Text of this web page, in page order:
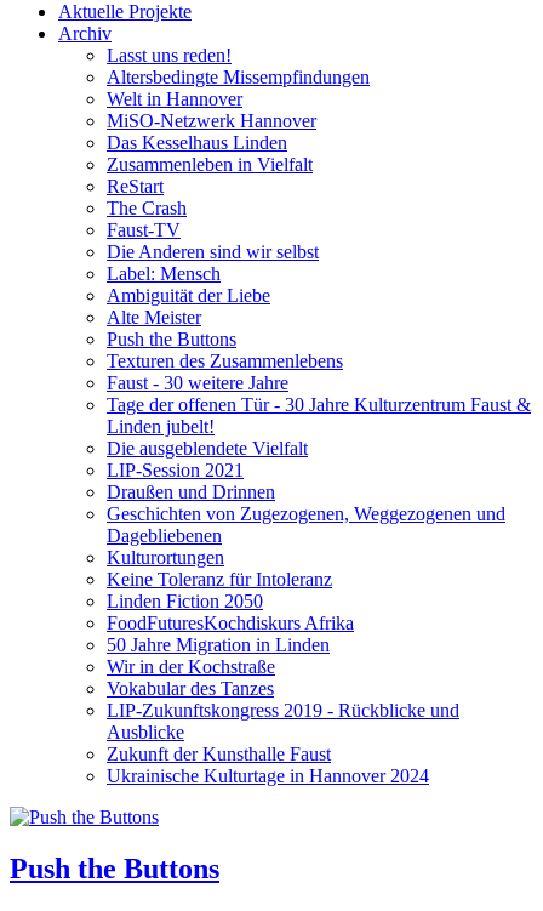
Aktuelle Projekte
Archiv
Lasst uns reden!
Altersbedingte Missempfindungen
Welt in Hannover
MiSO-Netzwerk Hannover
Das Kesselhaus Linden
Zusammenleben in Vielfalt
ReStart
The Crash
Faust-TV
Die Anderen sind wir selbst
Label: Mensch
Ambiguität der Liebe
Alte Meister
Push the Buttons
Texturen des Zusammenlebens
Faust - 30 weitere Jahre
Tage der offenen Tür - 30 Jahre Kulturzentrum Faust &
Linden jubelt!
Die ausgeblendete Vielfalt
LIP-Session 2021
Draußen und Drinnen
Geschichten von Zugezogenen, Weggezogenen und
Dagebliebenen
Kulturortungen
Keine Toleranz für Intoleranz
Linden Fiction 2050
FoodFuturesKochdiskurs Afrika
50 Jahre Migration in Linden
Wir in der Kochstraße
Vokabular des Tanzes
LIP-Zukunftskongress 2019 - Rückblicke und
Ausblicke
Zukunft der Kunsthalle Faust
Ukrainische Kulturtage in Hannover 2024
Push the Buttons